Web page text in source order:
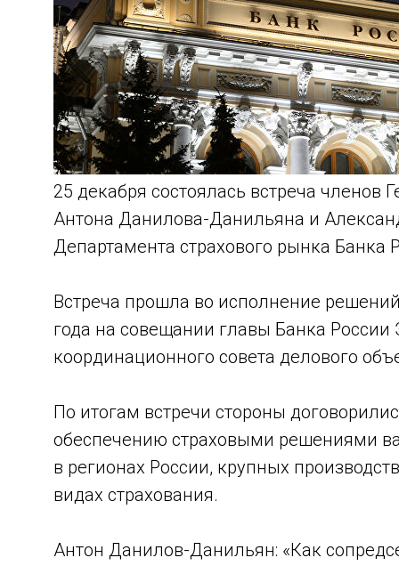
25 декабря состоялась встреча членов
Антона Данилова-Данильяна и
Департамента страхового рынка
Встреча прошла во исполнение
года на совещании главы Банка
координационного совета делового
По итогам встречи стороны
обеспечению страховыми решениями
в регионах России, крупных
видах страхования.
Антон Данилов-Данильян: «Как